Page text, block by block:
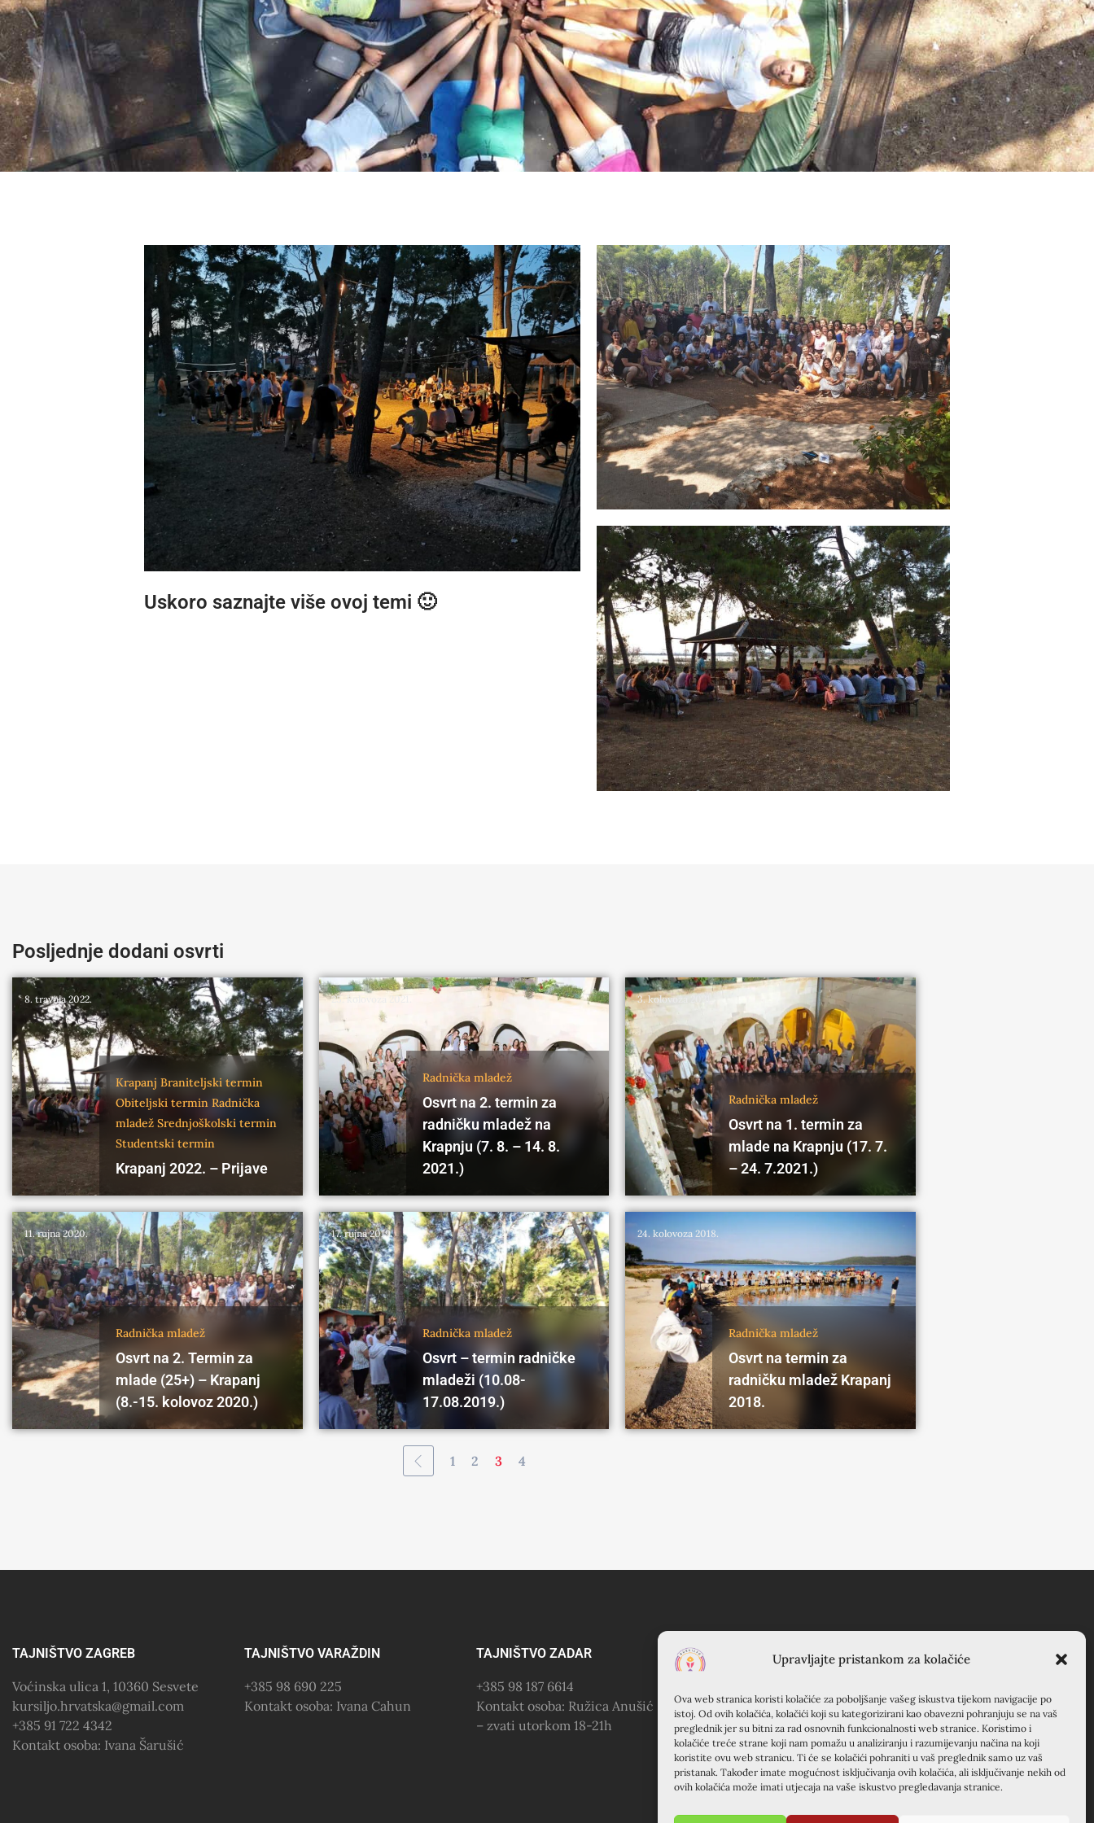
Upravljajte pristankom za kolačiće
Ova web stranica koristi kolačiće za poboljšanje vašeg iskustva tijekom navigacije po
istoj. Od ovih kolačića, kolačići koji su kategorizirani kao obavezni pohranjuju se na vaš
preglednik jer su bitni za rad osnovnih funkcionalnosti web stranice. Koristimo i
kolačiće treće strane koji nam pomažu u analiziranju i razumijevanju načina na koji
koristite ovu web stranicu. Ti će se kolačići pohraniti u vaš preglednik samo uz vaš
pristanak. Također imate mogućnost isključivanja ovih kolačića, ali isključivanje nekih od
ovih kolačića može imati utjecaja na vaše iskustvo pregledavanja stranice.
Uskoro saznajte više ovoj temi 🙂
Posljednje dodani osvrti
8. travnja 2022.
Krapanj Braniteljski termin
Obiteljski termin Radnička
mladež Srednjoškolski termin
Studentski termin
Krapanj 2022. – Prijave
25. kolovoza 2021.
Radnička mladež
Osvrt na 2. termin za
radničku mladež na
Krapnju (7. 8. – 14. 8.
2021.)
3. kolovoza 2021.
Radnička mladež
Osvrt na 1. termin za
mlade na Krapnju (17. 7.
– 24. 7.2021.)
11. rujna 2020.
Radnička mladež
Osvrt na 2. Termin za
mlade (25+) – Krapanj
(8.-15. kolovoz 2020.)
17. rujna 2019.
Radnička mladež
Osvrt – termin radničke
mladeži (10.08-
17.08.2019.)
24. kolovoza 2018.
Radnička mladež
Osvrt na termin za
radničku mladež Krapanj
2018.
1 2 3 4
TAJNIŠTVO ZAGREB
Voćinska ulica 1, 10360 Sesvete
kursiljo.hrvatska@gmail.com
+385 91 722 4342
Kontakt osoba: Ivana Šarušić
TAJNIŠTVO VARAŽDIN
+385 98 690 225
Kontakt osoba: Ivana Cahun
TAJNIŠTVO ZADAR
+385 98 187 6614
Kontakt osoba: Ružica Anušić
– zvati utorkom 18-21h
KURSILJO KRAPANJ
(Franjevački samostan), 22000
Šibenik, Hrvatska
+385 22 351 830